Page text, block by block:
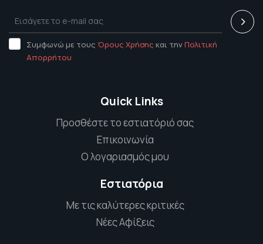
Συμφωνώ με τους Όρους Χρήσης και τηνΠολιτική
Απορρήτου
Quick Links
Προσθέστε το εστιατόριό σας
Επικοινωνία
Ο λογαριασμός μου
Εστιατόρια
Με τις καλύτερες κριτικές
Νέες Αφίξεις